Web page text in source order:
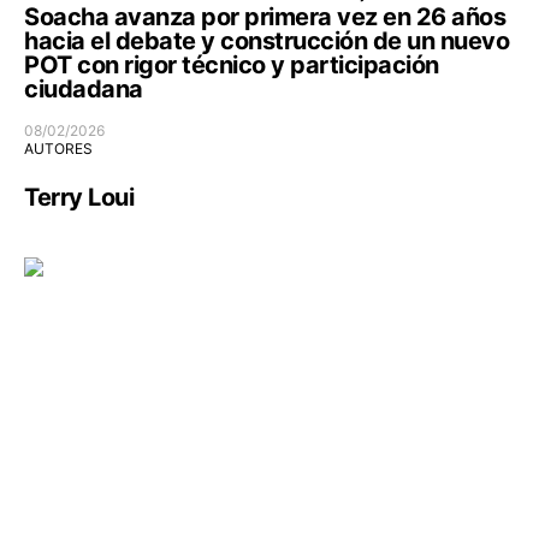
Soacha avanza por primera vez en 26 años
hacia el debate y construcción de un nuevo
POT con rigor técnico y participación
ciudadana
08/02/2026
AUTORES
Terry Loui